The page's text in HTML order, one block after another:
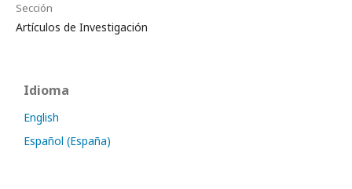
Sección
Artículos de Investigación
Idioma
English
Español (España)